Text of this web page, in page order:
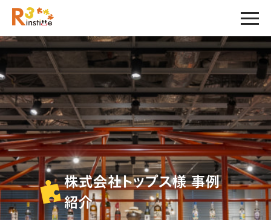
株式会社トップス様 事例
紹介